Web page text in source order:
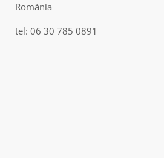
Románia
tel: 06 30 785 0891